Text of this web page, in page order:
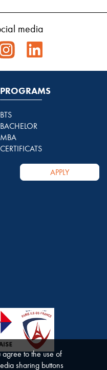
media
PROGRAMS
BTS
BACHELOR
MBA
CERTIFICATS
APPLY
agree to the use of
sharing buttons